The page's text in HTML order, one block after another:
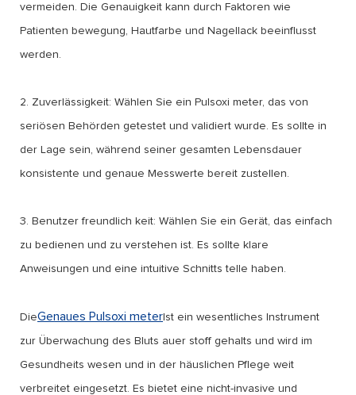
vermeiden. Die Genauigkeit kann durch Faktoren wie
Patienten bewegung, Hautfarbe und Nagellack beeinflusst
werden.
2. Zuverlässigkeit: Wählen Sie ein Pulsoxi meter, das von
seriösen Behörden getestet und validiert wurde. Es sollte in
der Lage sein, während seiner gesamten Lebensdauer
konsistente und genaue Messwerte bereit zustellen.
3. Benutzer freundlich keit: Wählen Sie ein Gerät, das einfach
zu bedienen und zu verstehen ist. Es sollte klare
Anweisungen und eine intuitive Schnitts telle haben.
DieGenaues Pulsoxi meter Ist ein wesentliches Instrument
zur Überwachung des Bluts auer stoff gehalts und wird im
Gesundheits wesen und in der häuslichen Pflege weit
verbreitet eingesetzt. Es bietet eine nicht-invasive und